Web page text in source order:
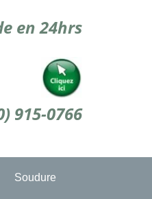
en 24hrs
915-0766
Soudure